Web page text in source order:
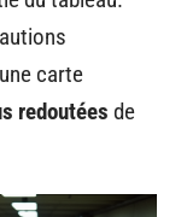
carte
redoutées de